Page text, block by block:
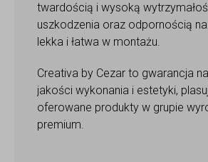
twardością i wysoką
uszkodzenia oraz odpornością
lekka i łatwa w montażu.
Creativa by Cezar to gwarancja
jakości wykonania i estetyki,
oferowane produkty w grupie
premium.